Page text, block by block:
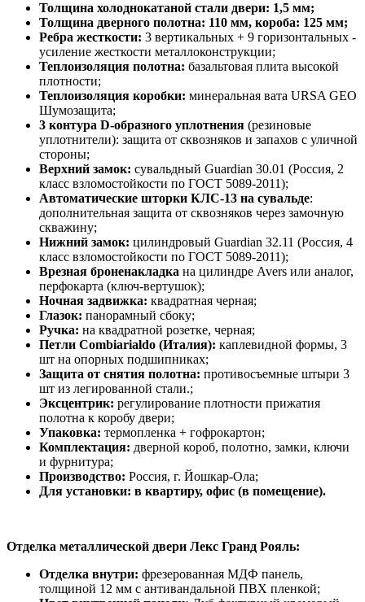
Толщина холоднокатаной стали двери: 1,5 мм;
Толщина дверного полотна: 110 мм, короба: 125 мм;
Ребра жесткости: 3 вертикальных + 9 горизонтальных -
усиление жесткости металлоконструкции;
Теплоизоляция полотна: базальтовая плита высокой
плотности;
Теплоизоляция коробки: минеральная вата URSA GEO
Шумозащита;
3 контура D-образного уплотнения (резиновые
уплотнители): защита от сквозняков и запахов с уличной
стороны;
Верхний замок: сувальдный Guardian 30.01 (Россия, 2
класс взломостойкости по ГОСТ 5089-2011);
Автоматические шторки КЛС-13 на сувальде:
дополнительная защита от сквозняков через замочную
скважину;
Нижний замок: цилиндровый Guardian 32.11 (Россия, 4
класс взломостойкости по ГОСТ 5089-2011);
Врезная броненакладка на цилиндре Avers или аналог,
перфокарта (ключ-вертушок);
Ночная задвижка: квадратная черная;
Глазок: панорамный сбоку;
Ручка: на квадратной розетке, черная;
Петли Combiarialdo (Италия): каплевидной формы, 3
шт на опорных подшипниках;
Защита от снятия полотна: противосъемные штыри 3
шт из легированной стали.;
Эксцентрик: регулирование плотности прижатия
полотна к коробу двери;
Упаковка: термопленка + гофрокартон;
Комплектация: дверной короб, полотно, замки, ключи
и фурнитура;
Производство: Россия, г. Йошкар-Ола;
Для установки: в квартиру, офис (в помещение).
Отделка металлической двери Лекс Гранд Рояль:
Отделка внутри: фрезерованная МДФ панель,
толщиной 12 мм с антивандальной ПВХ пленкой;